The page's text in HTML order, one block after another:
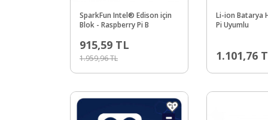
SparkFun Intel® Edison için
Blok - Raspberry Pi B
1.959,96TL
915,59 TL
Li-ion Batarya
Pi Uyumlu
1.101,76